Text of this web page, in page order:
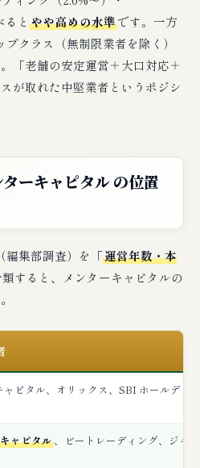
と やや高めの水準です。一方
クラス（無制限業者を除く）
「老舗の安定運営＋大口対応＋
が取れた中堅業者というポジシ
ーキャピタル の位置
編集部調査）を「運営年数・本
類すると、メンターキャピタルの
ャピタル、オリックス、SBI ホールディ
ャピタル、ビートレーディング、ジャ